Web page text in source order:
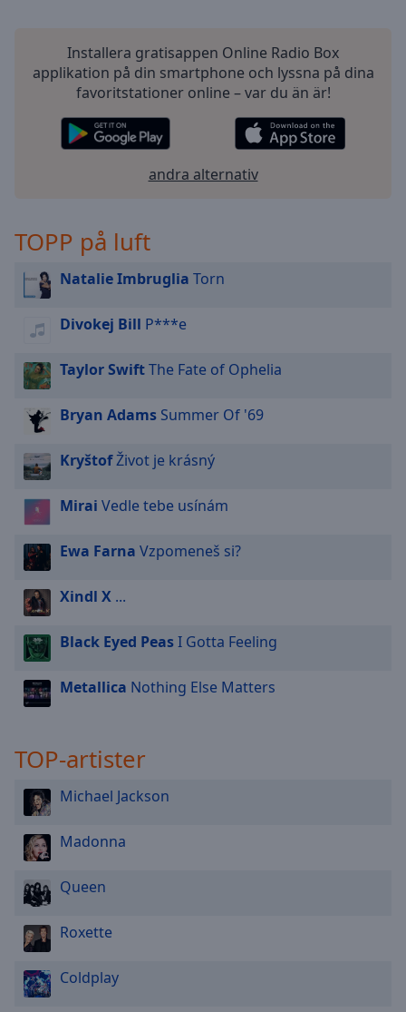
Installera gratisappen Online Radio Box
applikation på din smartphone och lyssna på dina
favoritstationer online – var du än är!
andra alternativ
TOPP på luft
Natalie Imbruglia Torn
Divokej Bill P***e
Taylor SwiftThe Fate of Ophelia
Bryan Adams Summer Of '69
KryštofŽivot je krásný
Mirai Vedle tebe usínám
Ewa Farna Vzpomeneš si?
Xindl X ...
Black Eyed PeasI Gotta Feeling
Metallica Nothing Else Matters
TOP-artister
Michael Jackson
Madonna
Queen
Roxette
Coldplay